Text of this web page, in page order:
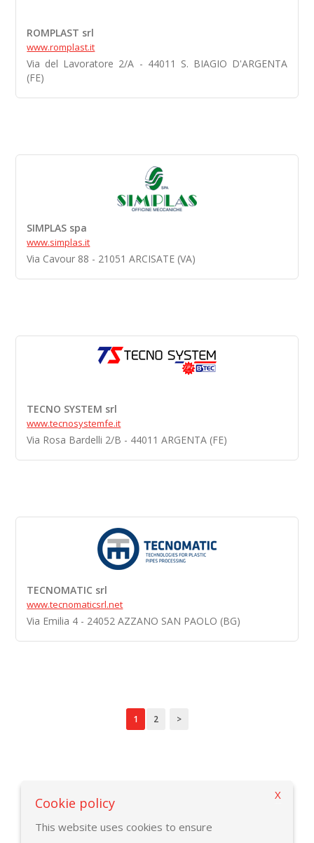
ROMPLAST srl
www.romplast.it
Via del Lavoratore 2/A - 44011 S. BIAGIO D'ARGENTA
(FE)
SIMPLAS spa
www.simplas.it
Via Cavour 88 - 21051 ARCISATE (VA)
TECNO SYSTEM srl
www.tecnosystemfe.it
Via Rosa Bardelli 2/B - 44011 ARGENTA (FE)
TECNOMATIC srl
www.tecnomaticsrl.net
Via Emilia 4 - 24052 AZZANO SAN PAOLO (BG)
1 2 >
Vuelve a la página criterios de búsqueda
Cookie policy
This website uses cookies to ensure
X